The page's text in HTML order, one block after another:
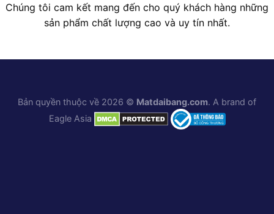
Chúng tôi cam kết mang đến cho quý khách hàng những
sản phẩm chất lượng cao và uy tín nhất.
Bản quyền thuộc về 2026 © Matdaibang.com. A brand of
Eagle Asia